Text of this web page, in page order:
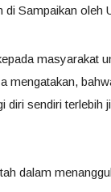
Sampaikan oleh
masyarakat
mengatakan,
sendiri terlebih
dalam